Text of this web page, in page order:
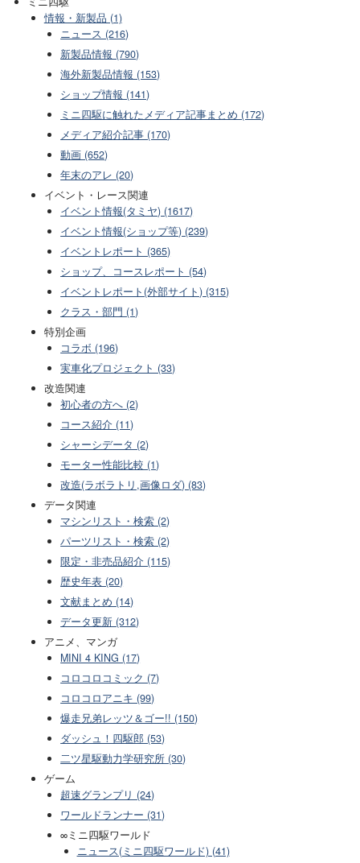
情報・新製品 (1)
ニュース (216)
新製品情報 (790)
海外新製品情報 (153)
ショップ情報 (141)
ミニ四駆に触れたメディア記事まとめ (172)
メディア紹介記事 (170)
動画 (652)
年末のアレ (20)
イベント・レース関連
イベント情報(タミヤ) (1617)
イベント情報(ショップ等) (239)
イベントレポート (365)
ショップ、コースレポート (54)
イベントレポート(外部サイト) (315)
クラス・部門 (1)
特別企画
コラボ (196)
実車化プロジェクト (33)
改造関連
初心者の方へ (2)
コース紹介 (11)
シャーシデータ (2)
モーター性能比較 (1)
改造(ラボラトリ,画像ロダ) (83)
データ関連
マシンリスト・検索 (2)
パーツリスト・検索 (2)
限定・非売品紹介 (115)
歴史年表 (20)
文献まとめ (14)
データ更新 (312)
アニメ、マンガ
MINI 4 KING (17)
コロコロコミック (7)
コロコロアニキ (99)
爆走兄弟レッツ＆ゴー!! (150)
ダッシュ！四駆郎 (53)
二ツ星駆動力学研究所 (30)
ゲーム
超速グランプリ (24)
ワールドランナー (31)
∞ミニ四駆ワールド
ニュース(ミニ四駆ワールド) (41)